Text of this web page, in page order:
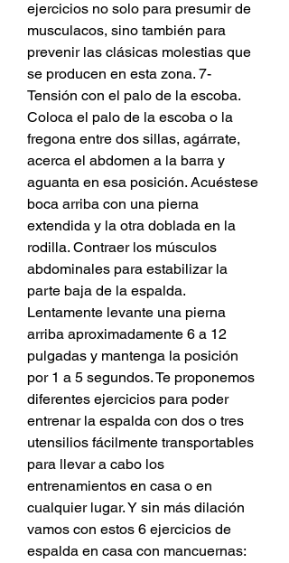
ejercicios no solo para presumir de
musculacos, sino también para
prevenir las clásicas molestias que
se producen en esta zona. 7-
Tensión con el palo de la escoba.
Coloca el palo de la escoba o la
fregona entre dos sillas, agárrate,
acerca el abdomen a la barra y
aguanta en esa posición. Acuéstese
boca arriba con una pierna
extendida y la otra doblada en la
rodilla. Contraer los músculos
abdominales para estabilizar la
parte baja de la espalda.
Lentamente levante una pierna
arriba aproximadamente 6 a 12
pulgadas y mantenga la posición
por 1 a 5 segundos. Te proponemos
diferentes ejercicios para poder
entrenar la espalda con dos o tres
utensilios fácilmente transportables
para llevar a cabo los
entrenamientos en casa o en
cualquier lugar. Y sin más dilación
vamos con estos 6 ejercicios de
espalda en casa con mancuernas: